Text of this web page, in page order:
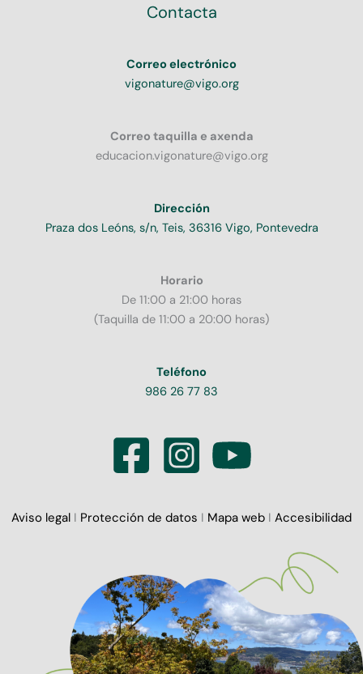
Contacta
Correo electrónico
vigonature@vigo.org
Correo taquilla e axenda
educacion.vigonature@vigo.org
Dirección
Praza dos Leóns, s/n, Teis, 36316 Vigo, Pontevedra
Horario
De 11:00 a 21:00 horas
(Taquilla de 11:00 a 20:00 horas)
Teléfono
986 26 77 83
Aviso legal I Protección de datos I Mapa web I Accesibilidad